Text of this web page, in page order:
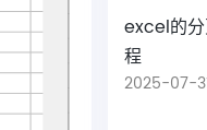
excel的
程
2025-07-